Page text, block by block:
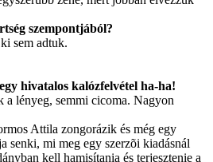
szempontjából?
sem adtuk.
hivatalos kalózfelvétel ha-ha!
lényeg, semmi cicoma. Nagyon
Attila zongorázik és még egy
senki, mi meg egy szerzõi kiadásnál
kell hamisítania és terjesztenie a